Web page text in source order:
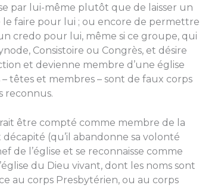
par lui-même plutôt que de laisser un
faire pour lui ; ou encore de permettre
credo pour lui, même si ce groupe, qui
Consistoire ou Congrès, et désire
et devienne membre d’une église
têtes et membres – sont de faux corps
reconnus.
être compté comme membre de la
(qu’il abandonne sa volonté
de l’église et se reconnaisse comme
du Dieu vivant, dont les noms sont
au corps Presbytérien, ou au corps